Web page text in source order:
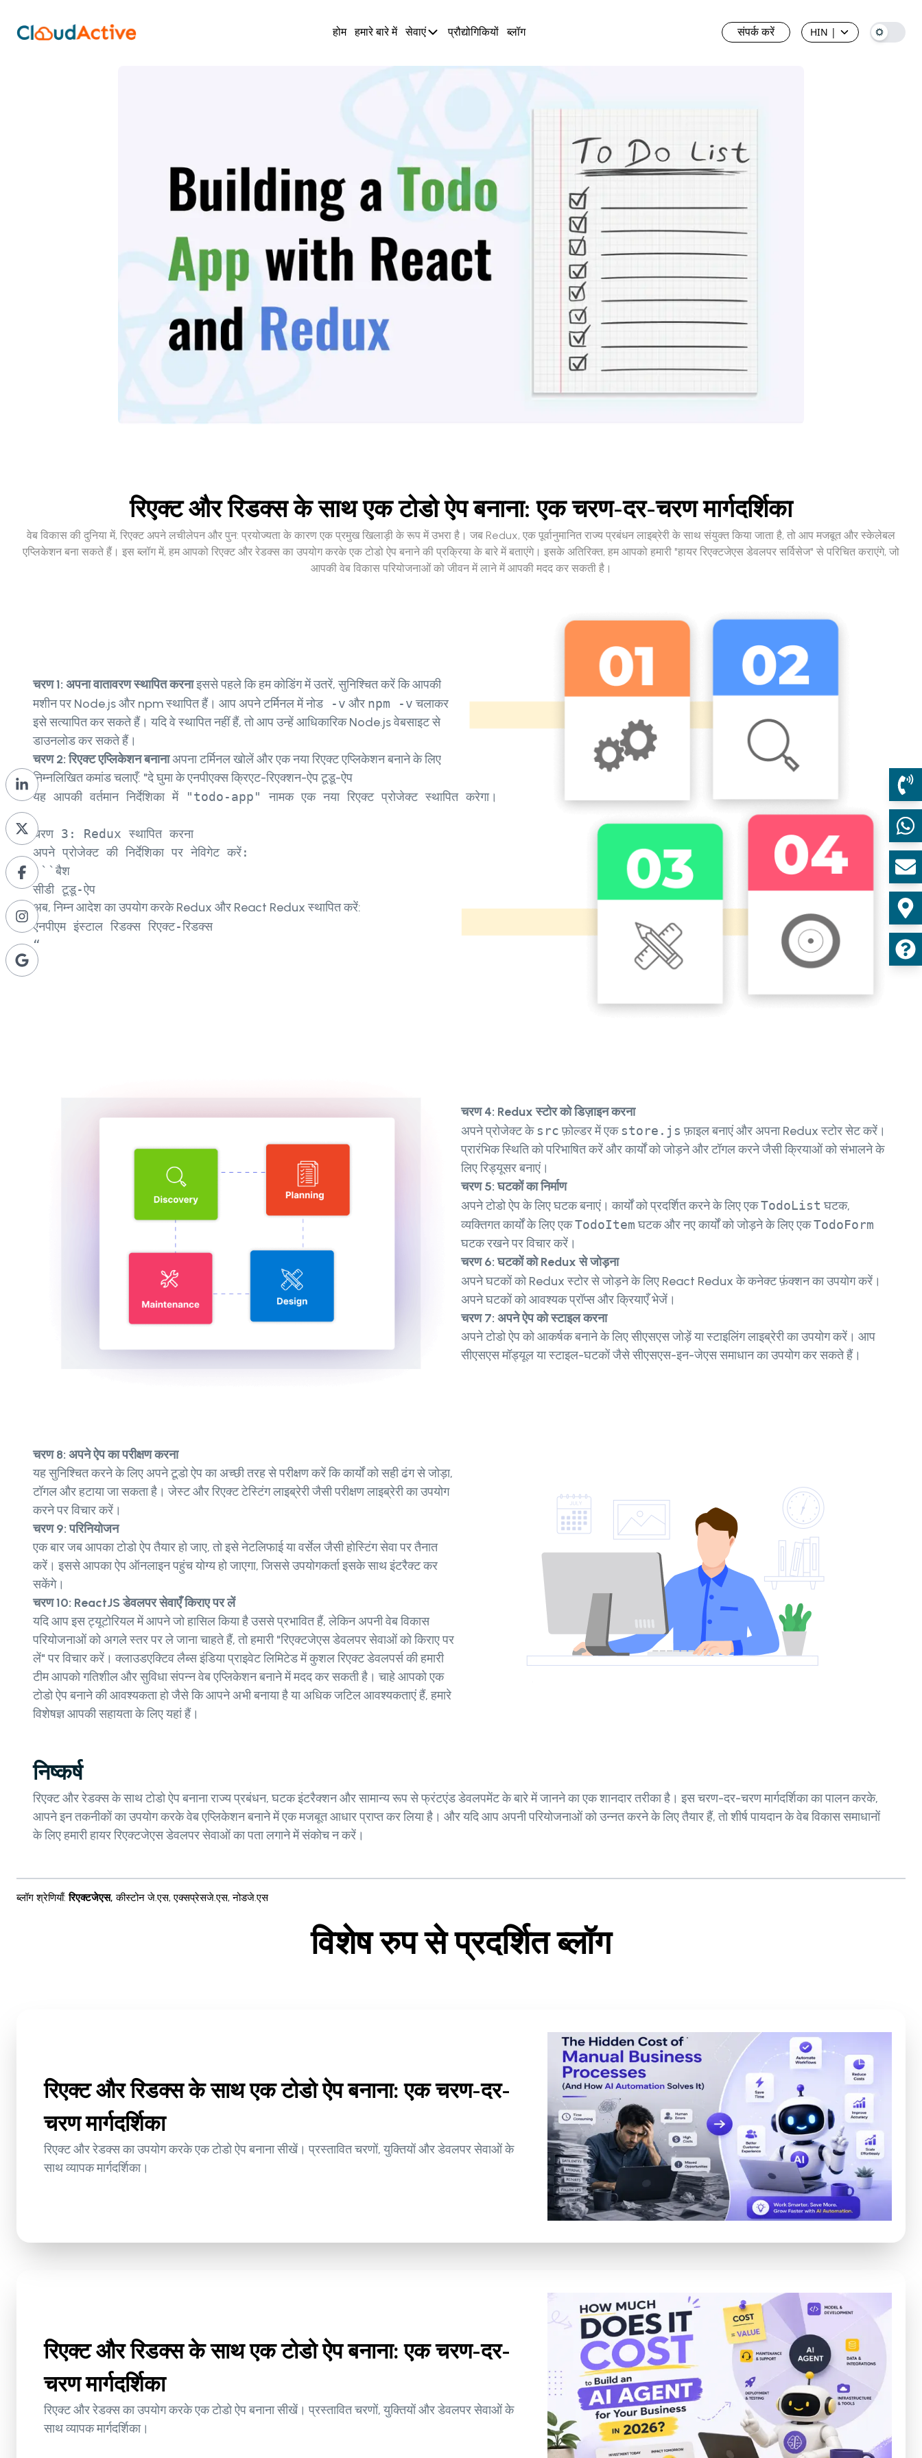
होम हमारे बारे में सेवाएं प्रौद्योगिकियों ब्लॉग संपर्क करें HIN |
रिएक्ट और रिडक्स के साथ एक टोडो ऐप बनाना: एक चरण-दर-चरण मार्गदर्शिका
वेब विकास की दुनिया में, रिएक्ट अपने लचीलेपन और पुन: प्रयोज्यता के कारण एक प्रमुख खिलाड़ी के रूप में उभरा है। जब Redux, एक पूर्वानुमानित राज्य प्रबंधन लाइब्रेरी के साथ संयुक्त किया जाता है, तो आप मजबूत और स्केलेबल
एप्लिकेशन बना सकते हैं। इस ब्लॉग में, हम आपको रिएक्ट और रेडक्स का उपयोग करके एक टोडो ऐप बनाने की प्रक्रिया के बारे में बताएंगे। इसके अतिरिक्त, हम आपको हमारी "हायर रिएक्टजेएस डेवलपर सर्विसेज" से परिचित कराएंगे, जो
आपकी वेब विकास परियोजनाओं को जीवन में लाने में आपकी मदद कर सकती है।
चरण 1: अपना वातावरण स्थापित करनाइससे पहले कि हम कोडिंग में उतरें, सुनिश्चित करें कि आपकी
मशीन पर Node.js और npm स्थापित हैं। आप अपने टर्मिनल मेंनोड -v और npm -vचलाकर
इसे सत्यापित कर सकते हैं। यदि वे स्थापित नहीं हैं, तो आप उन्हें आधिकारिक Node.js वेबसाइट से
डाउनलोड कर सकते हैं।
चरण 2: रिएक्ट एप्लिकेशन बनानाअपना टर्मिनल खोलें और एक नया रिएक्ट एप्लिकेशन बनाने के लिए
निम्नलिखित कमांड चलाएँ: "दे घुमा के एनपीएक्स क्रिएट-रिएक्शन-ऐप टूडू-ऐप
यह आपकी वर्तमान निर्देशिका में "todo-app" नामक एक नया रिएक्ट प्रोजेक्ट स्थापित करेगा।
चरण 3: Redux स्थापित करना
अपने प्रोजेक्ट की निर्देशिका पर नेविगेट करें:
```बैश
सीडी टूडू-ऐप
अब, निम्न आदेश का उपयोग करके Redux और React Redux स्थापित करें:
एनपीएम इंस्टाल रिडक्स रिएक्ट-रिडक्स
“
चरण 4: Redux स्टोर को डिज़ाइन करना
अपने प्रोजेक्ट के srcफ़ोल्डर में एक store.js फ़ाइल बनाएं और अपना Redux स्टोर सेट करें।
प्रारंभिक स्थिति को परिभाषित करें और कार्यों को जोड़ने और टॉगल करने जैसी क्रियाओं को संभालने के
लिए रिड्यूसर बनाएं।
चरण 5: घटकों का निर्माण
अपने टोडो ऐप के लिए घटक बनाएं। कार्यों को प्रदर्शित करने के लिए एकTodoList घटक,
व्यक्तिगत कार्यों के लिए एकTodoItemघटक और नए कार्यों को जोड़ने के लिए एकTodoForm
घटक रखने पर विचार करें।
चरण 6: घटकों को Redux से जोड़ना
अपने घटकों को Redux स्टोर से जोड़ने के लिए React Redux केकनेक्टफ़ंक्शन का उपयोग करें।
अपने घटकों को आवश्यक प्रॉप्स और क्रियाएँ भेजें।
चरण 7: अपने ऐप को स्टाइल करना
अपने टोडो ऐप को आकर्षक बनाने के लिए सीएसएस जोड़ें या स्टाइलिंग लाइब्रेरी का उपयोग करें। आप
सीएसएस मॉड्यूल या स्टाइल-घटकों जैसे सीएसएस-इन-जेएस समाधान का उपयोग कर सकते हैं।
चरण 8: अपने ऐप का परीक्षण करना
यह सुनिश्चित करने के लिए अपने टूडो ऐप का अच्छी तरह से परीक्षण करें कि कार्यों को सही ढंग से जोड़ा,
टॉगल और हटाया जा सकता है। जेस्ट और रिएक्ट टेस्टिंग लाइब्रेरी जैसी परीक्षण लाइब्रेरी का उपयोग
करने पर विचार करें।
चरण 9: परिनियोजन
एक बार जब आपका टोडो ऐप तैयार हो जाए, तो इसे नेटलिफाई या वर्सेल जैसी होस्टिंग सेवा पर तैनात
करें। इससे आपका ऐप ऑनलाइन पहुंच योग्य हो जाएगा, जिससे उपयोगकर्ता इसके साथ इंटरैक्ट कर
सकेंगे।
चरण 10: ReactJS डेवलपर सेवाएँ किराए पर लें
यदि आप इस ट्यूटोरियल में आपने जो हासिल किया है उससे प्रभावित हैं, लेकिन अपनी वेब विकास
परियोजनाओं को अगले स्तर पर ले जाना चाहते हैं, तो हमारी "रिएक्टजेएस डेवलपर सेवाओं को किराए पर
लें" पर विचार करें। क्लाउडएक्टिव लैब्स इंडिया प्राइवेट लिमिटेड में कुशल रिएक्ट डेवलपर्स की हमारी
टीम आपको गतिशील और सुविधा संपन्न वेब एप्लिकेशन बनाने में मदद कर सकती है। चाहे आपको एक
टोडो ऐप बनाने की आवश्यकता हो जैसे कि आपने अभी बनाया है या अधिक जटिल आवश्यकताएं हैं, हमारे
विशेषज्ञ आपकी सहायता के लिए यहां हैं।
निष्कर्ष
रिएक्ट और रेडक्स के साथ टोडो ऐप बनाना राज्य प्रबंधन, घटक इंटरैक्शन और सामान्य रूप से फ्रंटएंड डेवलपमेंट के बारे में जानने का एक शानदार तरीका है। इस चरण-दर-चरण मार्गदर्शिका का पालन करके,
आपने इन तकनीकों का उपयोग करके वेब एप्लिकेशन बनाने में एक मजबूत आधार प्राप्त कर लिया है। और यदि आप अपनी परियोजनाओं को उन्नत करने के लिए तैयार हैं, तो शीर्ष पायदान के वेब विकास समाधानों
के लिए हमारी हायर रिएक्टजेएस डेवलपर सेवाओं का पता लगाने में संकोच न करें।
ब्लॉग श्रेणियाँ: रिएक्टजेएस, कीस्टोन जे.एस,एक्सप्रेसजे.एस,नोडजे.एस
विशेष रुप से प्रदर्शित ब्लॉग
रिएक्ट और रिडक्स के साथ एक टोडो ऐप बनाना: एक चरण-दर-
चरण मार्गदर्शिका
रिएक्ट और रेडक्स का उपयोग करके एक टोडो ऐप बनाना सीखें। प्रस्तावित चरणों, युक्तियों और डेवलपर सेवाओं के
साथ व्यापक मार्गदर्शिका।
रिएक्ट और रिडक्स के साथ एक टोडो ऐप बनाना: एक चरण-दर-
चरण मार्गदर्शिका
रिएक्ट और रेडक्स का उपयोग करके एक टोडो ऐप बनाना सीखें। प्रस्तावित चरणों, युक्तियों और डेवलपर सेवाओं के
साथ व्यापक मार्गदर्शिका।